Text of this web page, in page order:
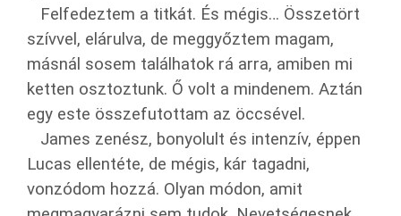
Felfedeztem a titkát. És mégis… Összetört
szívvel, elárulva, de meggyőztem magam,
másnál sosem találhatok rá arra, amiben mi
ketten osztoztunk. Ő volt a mindenem. Aztán
egy este összefutottam az öccsével.
James zenész, bonyolult és intenzív, éppen
Lucas ellentéte, de mégis, kár tagadni,
vonzódom hozzá. Olyan módon, amit